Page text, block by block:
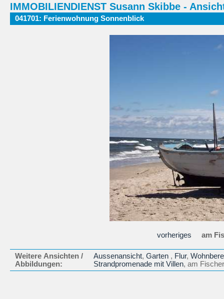
IMMOBILIENDIENST Susann Skibbe -
041701: Ferienwohnung Sonnenblick
vorheriges am
Weitere Ansichten /
Abbildungen:
Aussenansicht, Garten , Flur,
Strandpromenade mit Villen, am